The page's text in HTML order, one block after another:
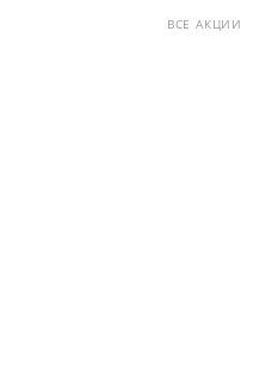
ВСЕ АКЦИИ